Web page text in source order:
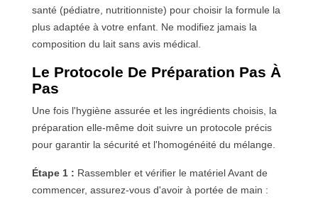
santé (pédiatre, nutritionniste) pour choisir la formule la
plus adaptée à votre enfant. Ne modifiez jamais la
composition du lait sans avis médical.
Le Protocole De Préparation Pas À
Pas
Une fois l'hygiène assurée et les ingrédients choisis, la
préparation elle-même doit suivre un protocole précis
pour garantir la sécurité et l'homogénéité du mélange.
Étape 1 : Rassembler et vérifier le matériel Avant de
commencer, assurez-vous d'avoir à portée de main :